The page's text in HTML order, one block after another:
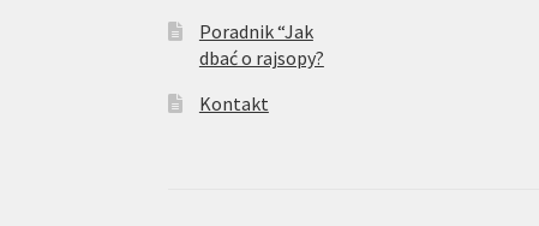
Poradnik “Jak
dbać o rajsopy?
Kontakt